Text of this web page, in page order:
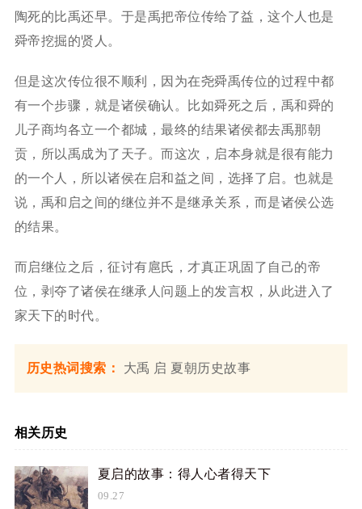
陶死的比禹还早。于是禹把帝位传给了益，这个人也是
舜帝挖掘的贤人。
但是这次传位很不顺利，因为在尧舜禹传位的过程中都
有一个步骤，就是诸侯确认。比如舜死之后，禹和舜的
儿子商均各立一个都城，最终的结果诸侯都去禹那朝
贡，所以禹成为了天子。而这次，启本身就是很有能力
的一个人，所以诸侯在启和益之间，选择了启。也就是
说，禹和启之间的继位并不是继承关系，而是诸侯公选
的结果。
而启继位之后，征讨有扈氏，才真正巩固了自己的帝
位，剥夺了诸侯在继承人问题上的发言权，从此进入了
家天下的时代。
历史热词搜索： 大禹 启 夏朝历史故事
相关历史
夏启的故事：得人心者得天下
09.27